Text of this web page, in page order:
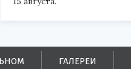
ГАЛЕРЕИ